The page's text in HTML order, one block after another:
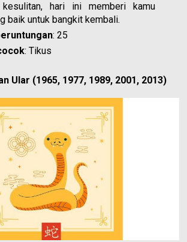
kesulitan, hari ini memberi kamu
baik untuk bangkit kembali.
: 25
: Tikus
Ular (1965, 1977, 1989, 2001, 2013)